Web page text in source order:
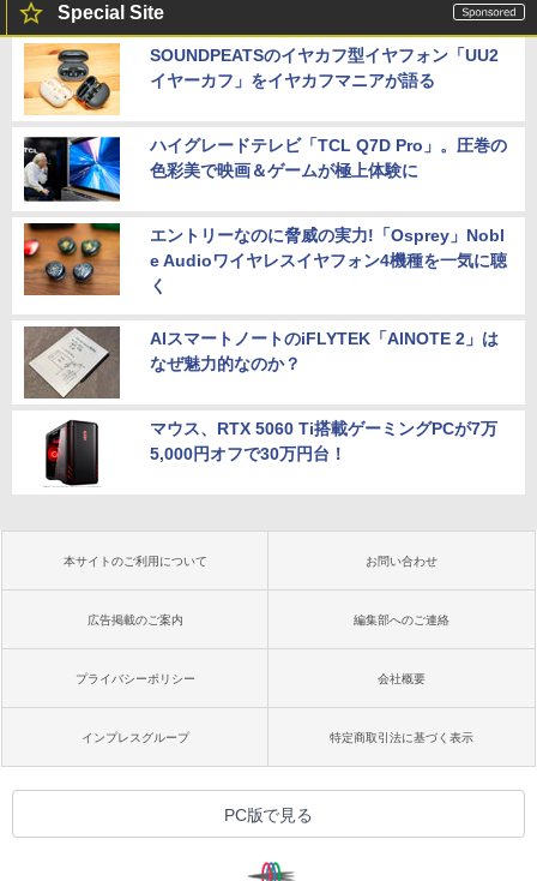
Special Site
SOUNDPEATSのイヤカフ型イヤフォン「UU2
イヤーカフ」をイヤカフマニアが語る
ハイグレードテレビ「TCL Q7D Pro」。圧巻の
色彩美で映画＆ゲームが極上体験に
エントリーなのに脅威の実力!「Osprey」Nobl
e Audioワイヤレスイヤフォン4機種を一気に聴
く
AIスマートノートのiFLYTEK「AINOTE 2」は
なぜ魅力的なのか？
マウス、RTX 5060 Ti搭載ゲーミングPCが7万
5,000円オフで30万円台！
本サイトのご利用について お問い合わせ
広告掲載のご案内 編集部へのご連絡
プライバシーポリシー 会社概要
インプレスグループ 特定商取引法に基づく表示
PC版で見る